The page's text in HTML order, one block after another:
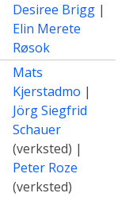
Desiree Brigg |
Elin Merete
Røsok
Mats
Kjerstadmo |
Jörg Siegfrid
Schauer
(verksted) |
Peter Roze
(verksted)